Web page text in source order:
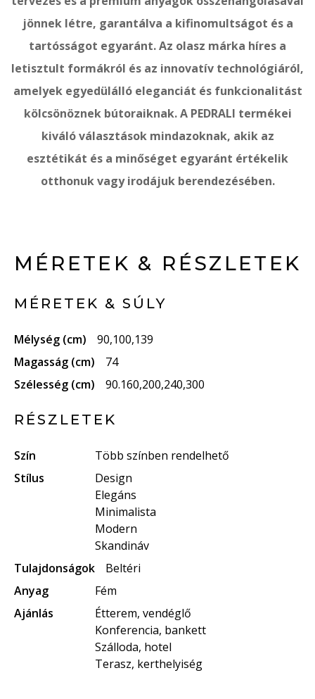
jönnek létre, garantálva a kifinomultságot és a
tartósságot egyaránt. Az olasz márka híres a
letisztult formákról és az innovatív technológiáról,
amelyek egyedülálló eleganciát és funkcionalitást
kölcsönöznek bútoraiknak. A PEDRALI termékei
kiváló választások mindazoknak, akik az
esztétikát és a minőséget egyaránt értékelik
otthonuk vagy irodájuk berendezésében.
MÉRETEK & RÉSZLETEK
MÉRETEK & SÚLY
Mélység (cm)
90,100,139
Magasság (cm)
74
Szélesség (cm)
90.160,200,240,300
RÉSZLETEK
Szín
Több színben rendelhető
Stílus
Design
Elegáns
Minimalista
Modern
Skandináv
Tulajdonságok
Beltéri
Anyag
Fém
Ajánlás
Étterem, vendéglő
Konferencia, bankett
Szálloda, hotel
Terasz, kerthelyiség